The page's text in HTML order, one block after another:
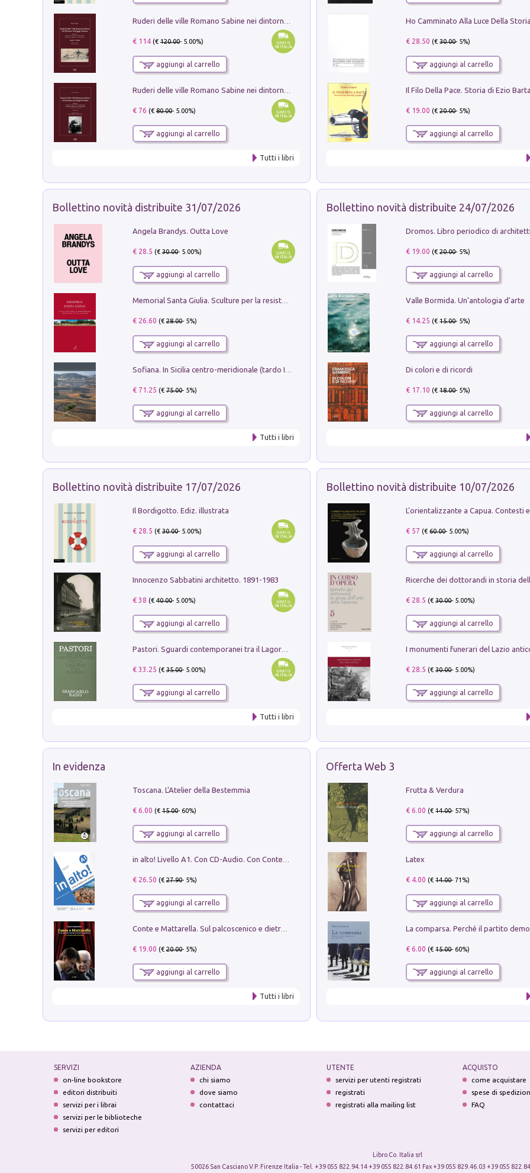
€ 114(€120.00- 5.00%)
aggiungi al carrello
€ 76 (€80.00- 5.00%)
aggiungi al carrello
Tutti i libri
€ 28.50 (€30.00- 5%)
aggiungi al carrello
€ 19.00 (€20.00- 5%)
aggiungi al carrello
Bollettino novità distribuite 31/07/2026
Angela Brandys. Outta Love
€ 28.5 (€30.00- 5.00%)
aggiungi al carrello
Memorial Santa Giulia. Sculture per la resistenza Monchio di Palagano
€ 26.60 (€28.00- 5%)
aggiungi al carrello
€ 71.25 (€75.00- 5%)
aggiungi al carrello
Tutti i libri
Bollettino novità distribuite 24/07/2026
€ 19.00 (€20.00- 5%)
aggiungi al carrello
Valle Bormida. Un'antologia d'arte
€ 14.25 (€15.00- 5%)
aggiungi al carrello
Di colori e di ricordi
€ 17.10 (€18.00- 5%)
aggiungi al carrello
Bollettino novità distribuite 17/07/2026
Il Bordigotto. Ediz. illustrata
€ 28.5 (€30.00- 5.00%)
aggiungi al carrello
Innocenzo Sabbatini architetto. 1891-1983
€ 38 (€40.00- 5.00%)
aggiungi al carrello
Pastori. Sguardi contemporanei tra il Lagorai e la pianura. Ediz. illustrata
€ 33.25 (€35.00- 5.00%)
aggiungi al carrello
Tutti i libri
Bollettino novità distribuite 10/07/2026
€ 57 (€60.00- 5.00%)
aggiungi al carrello
€ 28.5 (€30.00- 5.00%)
aggiungi al carrello
€ 28.5 (€30.00- 5.00%)
aggiungi al carrello
In evidenza
Toscana. L'Atelier della Bestemmia
€ 6.00 (€15.00- 60%)
aggiungi al carrello
€ 26.50 (€27.90- 5%)
aggiungi al carrello
Conte e Mattarella. Sul palcoscenico e dietro le quinte del Quirinale. Un racconto sulle istituzioni
€ 19.00 (€20.00- 5%)
aggiungi al carrello
Tutti i libri
Offerta Web 3
Frutta & Verdura
€ 6.00 (€14.00- 57%)
aggiungi al carrello
Latex
€ 4.00 (€14.00- 71%)
aggiungi al carrello
€ 6.00 (€15.00- 60%)
aggiungi al carrello
SERVIZI
on-line bookstore
editori distribuiti
servizi per i librai
servizi per le biblioteche
servizi per editori
AZIENDA
chi siamo
dove siamo
contattaci
UTENTE
servizi per utenti registrati
registrati
registrati alla mailing list
ACQUISTO
come acquistare
spese di
FAQ
Libro Co. Italia srl
50026 San Casciano V.P. Firenze Italia - Tel. +39 055 822.94.14 +39 055 822.84.61 Fax +39 055 829.46.03 +39 055